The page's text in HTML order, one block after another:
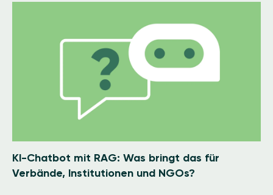
KI-Chatbot mit RAG: Was bringt das für
Verbände, Institutionen und NGOs?